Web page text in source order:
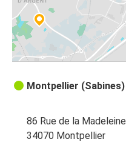
Montpellier (Sabines)
86 Rue de la Madeleine
34070 Montpellier